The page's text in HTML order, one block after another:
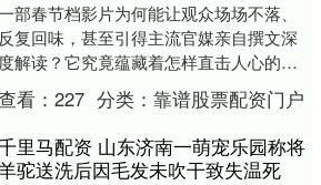
部春节档影片为何能让观众场场不落、
反复回味，甚至引得主流官媒亲自撰文深
度解读？它究竟蕴藏着怎样直击人心的力
量？ 2026年农历新年刚过，影市便迎来一
势不可挡....
看：227 分类：靠谱股票配资门户
里马配资 山东济南一萌宠乐园称将
驼送洗后因毛发未吹干致失温死